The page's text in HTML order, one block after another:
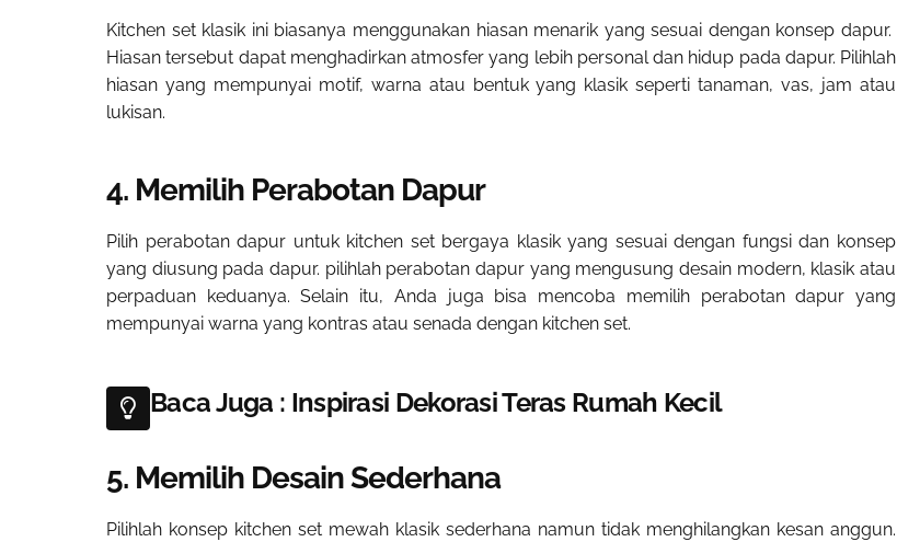
Kitchen set klasik ini biasanya menggunakan hiasan menarik yang sesuai dengan konsep dapur.
Hiasan tersebut dapat menghadirkan atmosfer yang lebih personal dan hidup pada dapur. Pilihlah
hiasan yang mempunyai motif, warna atau bentuk yang klasik seperti tanaman, vas, jam atau
lukisan.
4. Memilih Perabotan Dapur
Pilih perabotan dapur untuk kitchen set bergaya klasik yang sesuai dengan fungsi dan konsep
yang diusung pada dapur. pilihlah perabotan dapur yang mengusung desain modern, klasik atau
perpaduan keduanya. Selain itu, Anda juga bisa mencoba memilih perabotan dapur yang
mempunyai warna yang kontras atau senada dengan kitchen set.
Baca Juga : Inspirasi Dekorasi Teras Rumah Kecil
5. Memilih Desain Sederhana
Pilihlah konsep kitchen set mewah klasik sederhana namun tidak menghilangkan kesan anggun.